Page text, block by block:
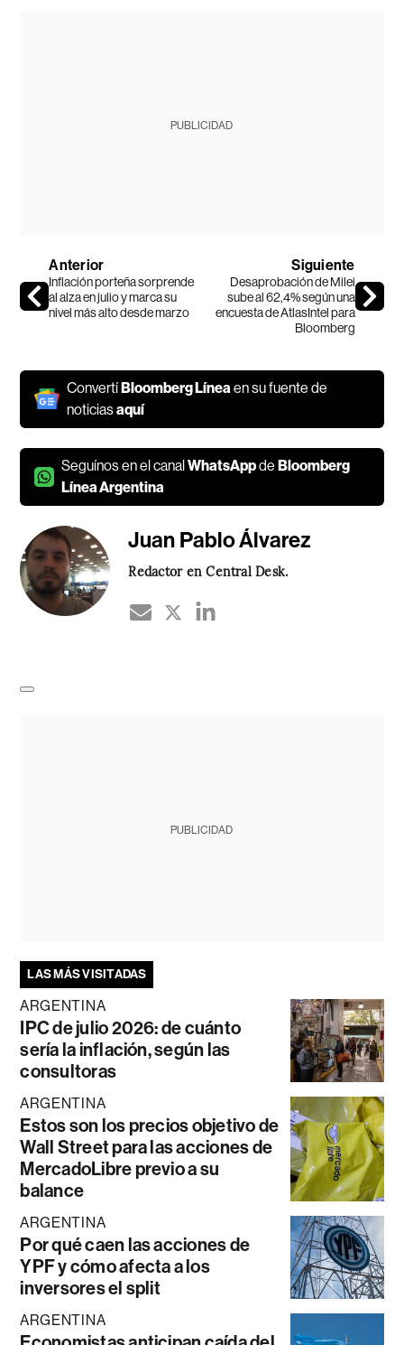
PUBLICIDAD
Anterior
Inflación porteña sorprende
al alza en julio y marca su
nivel más alto desde marzo
Siguiente
Desaprobación de Milei
sube al 62,4% según una
encuesta de AtlasIntel para
Bloomberg
ConvertíBloomberg Línea en su fuente de
noticiasaquí
Seguínos en el canalWhatsAppdeBloomberg
Línea Argentina
Juan Pablo Álvarez
Redactor en Central Desk.
PUBLICIDAD
LAS MÁS VISITADAS
ARGENTINA
IPC de julio 2026: de cuánto
sería la inflación, según las
consultoras
ARGENTINA
Estos son los precios objetivo de
Wall Street para las acciones de
MercadoLibre previo a su
balance
ARGENTINA
Por qué caen las acciones de
YPF y cómo afecta a los
inversores el split
ARGENTINA